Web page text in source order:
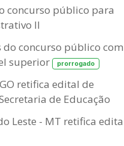
concurso público para
II
do concurso público com
superior
prorrogado
retifica edital de
de Educação
Leste - MT retifica